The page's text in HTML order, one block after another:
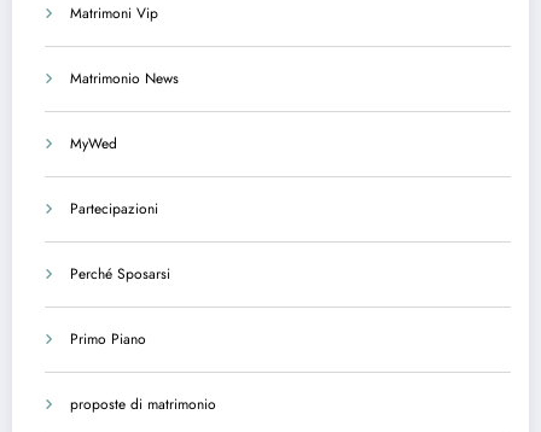
Matrimoni Vip
Matrimonio News
MyWed
Partecipazioni
Perché Sposarsi
Primo Piano
proposte di matrimonio